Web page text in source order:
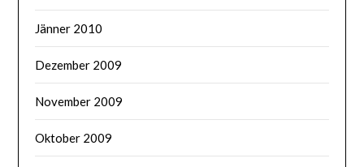
Jänner 2010
Dezember 2009
November 2009
Oktober 2009